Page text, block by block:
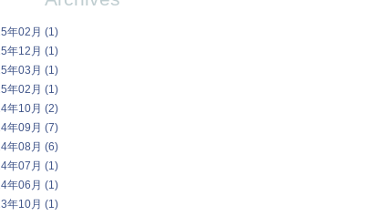
年02月 (1)
年12月 (1)
年03月 (1)
年02月 (1)
年10月 (2)
年09月 (7)
年08月 (6)
年07月 (1)
年06月 (1)
年10月 (1)